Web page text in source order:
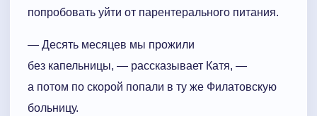
попробовать уйти от парентерального питания.
— Десять месяцев мы прожили
без капельницы, — рассказывает Катя, —
а потом по скорой попали в ту же Филатовскую
больницу.